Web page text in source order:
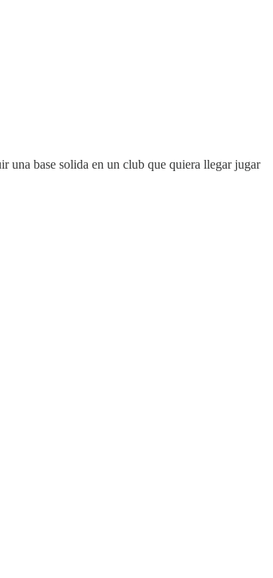
una base solida en un club que quiera llegar jugar